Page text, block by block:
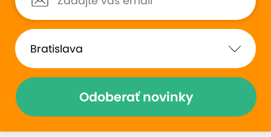
Odoberať novinky